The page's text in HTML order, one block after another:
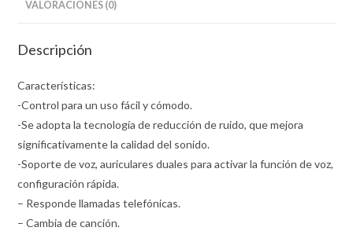
VALORACIONES (0)
Descripción
Características:
-Control para un uso fácil y cómodo.
-Se adopta la tecnología de reducción de ruido, que mejora
significativamente la calidad del sonido.
-Soporte de voz, auriculares duales para activar la función de voz,
configuración rápida.
– Responde llamadas telefónicas.
– Cambia de canción.